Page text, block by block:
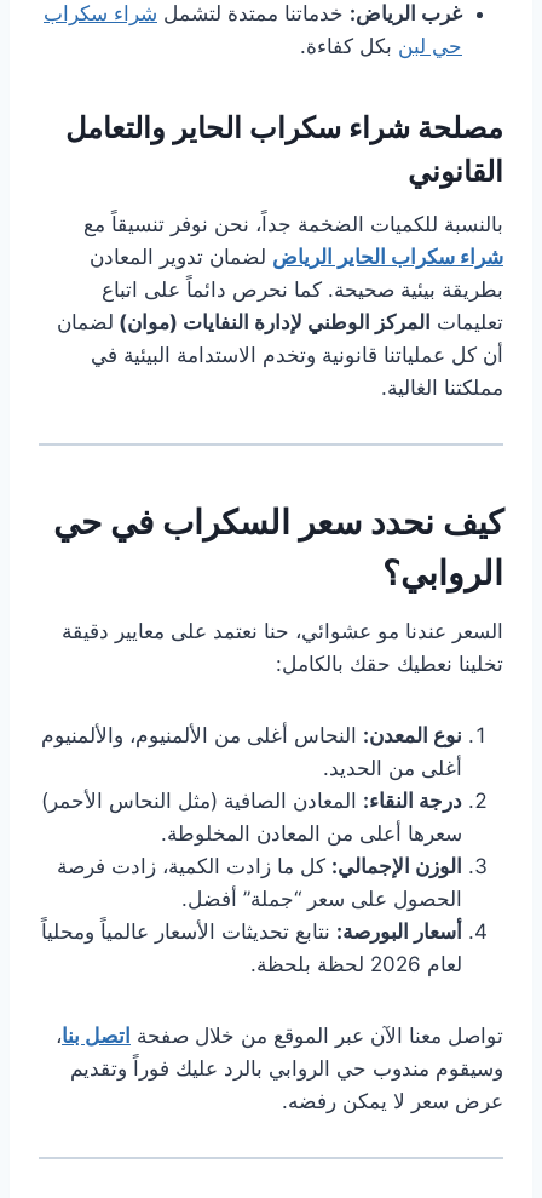
غرب الرياض: خدماتنا ممتدة لتشمل شراء سكراب
حي لبن بكل كفاءة.
مصلحة شراء سكراب الحاير والتعامل
القانوني
بالنسبة للكميات الضخمة جداً، نحن نوفر تنسيقاً مع
شراء سكراب الحاير الرياض لضمان تدوير المعادن
بطريقة بيئية صحيحة. كما نحرص دائماً على اتباع
تعليمات المركز الوطني لإدارة النفايات (موان) لضمان
أن كل عملياتنا قانونية وتخدم الاستدامة البيئية في
مملكتنا الغالية.
كيف نحدد سعر السكراب في حي
الروابي؟
السعر عندنا مو عشوائي، حنا نعتمد على معايير دقيقة
تخلينا نعطيك حقك بالكامل:
نوع المعدن: النحاس أغلى من الألمنيوم، والألمنيوم
أغلى من الحديد.
درجة النقاء: المعادن الصافية (مثل النحاس الأحمر)
سعرها أعلى من المعادن المخلوطة.
الوزن الإجمالي: كل ما زادت الكمية، زادت فرصة
الحصول على سعر “جملة” أفضل.
أسعار البورصة: نتابع تحديثات الأسعار عالمياً ومحلياً
لعام 2026 لحظة بلحظة.
تواصل معنا الآن عبر الموقع من خلال صفحة اتصل بنا،
وسيقوم مندوب حي الروابي بالرد عليك فوراً وتقديم
عرض سعر لا يمكن رفضه.